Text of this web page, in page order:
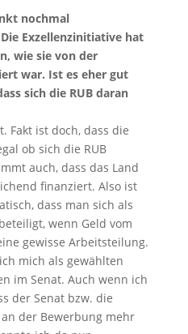
nochmal
Exzellenzinitiative hat
wie sie von der
war. Ist es eher gut
sich die RUB daran
Fakt ist doch, dass die
ob sich die RUB
auch, dass das Land
finanziert. Also ist
dass man sich als
wenn Geld vom
gewisse Arbeitsteilung.
mich als gewählten
im Senat. Auch wenn ich
der Senat bzw. die
der Bewerbung mehr